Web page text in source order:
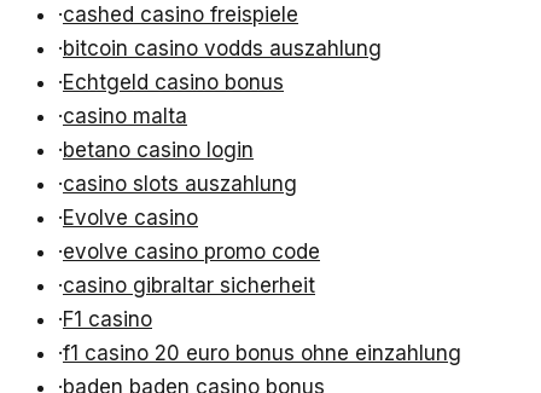
·cashed casino freispiele
·bitcoin casino vodds auszahlung
·Echtgeld casino bonus
·casino malta
·betano casino login
·casino slots auszahlung
·Evolve casino
·evolve casino promo code
·casino gibraltar sicherheit
·F1 casino
·f1 casino 20 euro bonus ohne einzahlung
·baden baden casino bonus